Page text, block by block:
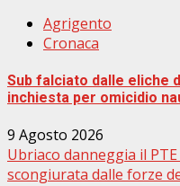
Agrigento
Cronaca
Sub falciato dalle eliche
inchiesta per omicidio
9 Agosto 2026
Ubriaco danneggia il
scongiurata dalle forze